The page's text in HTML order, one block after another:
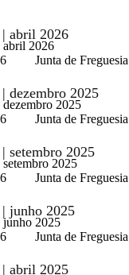
abril 2026
abril 2026
Junta de Freguesia
dezembro 2025
2025
Junta de Freguesia
setembro 2025
2025
Junta de Freguesia
junho 2025
junho 2025
Junta de Freguesia
abril 2025